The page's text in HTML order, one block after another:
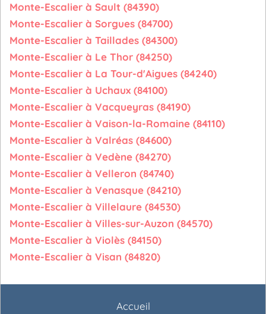
Monte-Escalier à Sault (84390)
Monte-Escalier à Sorgues (84700)
Monte-Escalier à Taillades (84300)
Monte-Escalier à Le Thor (84250)
Monte-Escalier à La Tour-d'Aigues (84240)
Monte-Escalier à Uchaux (84100)
Monte-Escalier à Vacqueyras (84190)
Monte-Escalier à Vaison-la-Romaine (84110)
Monte-Escalier à Valréas (84600)
Monte-Escalier à Vedène (84270)
Monte-Escalier à Velleron (84740)
Monte-Escalier à Venasque (84210)
Monte-Escalier à Villelaure (84530)
Monte-Escalier à Villes-sur-Auzon (84570)
Monte-Escalier à Violès (84150)
Monte-Escalier à Visan (84820)
Accueil